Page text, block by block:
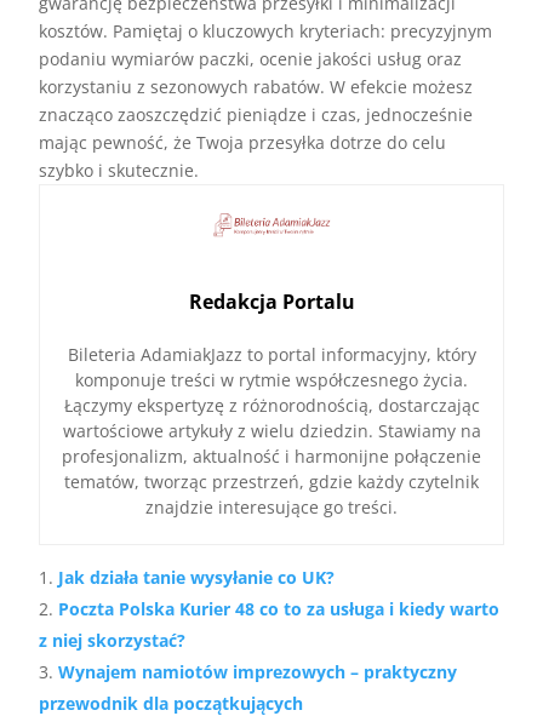
kosztów. Pamiętaj o kluczowych kryteriach: precyzyjnym
podaniu wymiarów paczki, ocenie jakości usług oraz
korzystaniu z sezonowych rabatów. W efekcie możesz
znacząco zaoszczędzić pieniądze i czas, jednocześnie
mając pewność, że Twoja przesyłka dotrze do celu
szybko i skutecznie.
Redakcja Portalu
Bileteria AdamiakJazz to portal informacyjny, który
komponuje treści w rytmie współczesnego życia.
Łączymy ekspertyzę z różnorodnością, dostarczając
wartościowe artykuły z wielu dziedzin. Stawiamy na
profesjonalizm, aktualność i harmonijne połączenie
tematów, tworząc przestrzeń, gdzie każdy czytelnik
znajdzie interesujące go treści.
Jak działa tanie wysyłanie co UK?
Poczta Polska Kurier 48 co to za usługa i kiedy warto
z niej skorzystać?
Wynajem namiotów imprezowych – praktyczny
przewodnik dla początkujących